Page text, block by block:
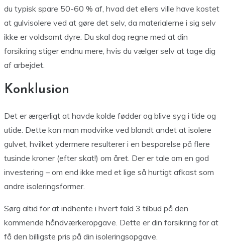
du typisk spare 50-60 % af, hvad det ellers ville have kostet
at gulvisolere ved at gøre det selv, da materialerne i sig selv
ikke er voldsomt dyre. Du skal dog regne med at din
forsikring stiger endnu mere, hvis du vælger selv at tage dig
af arbejdet.
Konklusion
Det er ærgerligt at havde kolde fødder og blive syg i tide og
utide. Dette kan man modvirke ved blandt andet at isolere
gulvet, hvilket ydermere resulterer i en besparelse på flere
tusinde kroner (efter skat!) om året. Der er tale om en god
investering – om end ikke med et lige så hurtigt afkast som
andre isoleringsformer.
Sørg altid for at indhente i hvert fald 3 tilbud på den
kommende håndværkeropgave. Dette er din forsikring for at
få den billigste pris på din isoleringsopgave.